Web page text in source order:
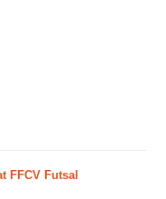
FFCV Futsal